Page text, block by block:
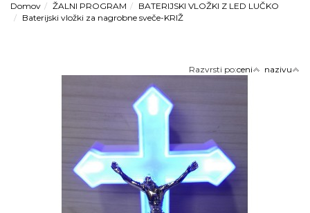
Domov ŽALNI PROGRAM
BATERIJSKI VLOŽKI Z LED LUČKO
Baterijski vložki za nagrobne sveče-KRIŽ
Razvrsti po:ceni nazivu